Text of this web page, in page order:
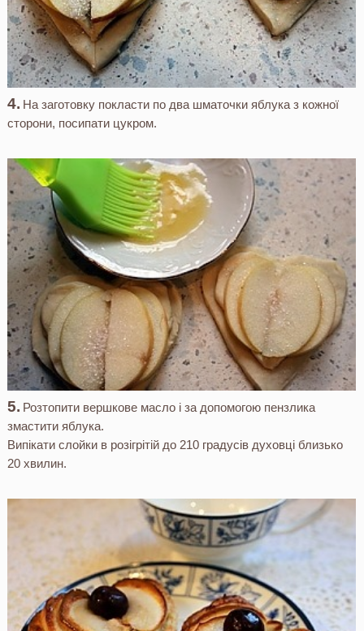
На заготовку покласти по два шматочки яблука з кожної
сторони, посипати цукром.
Розтопити вершкове масло і за допомогою пензлика
змастити яблука.
Випікати слойки в розігрітій до 210 градусів духовці близько
20 хвилин.